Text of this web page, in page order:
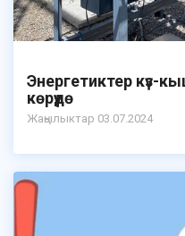
Энергетиктер күз-
көрүүдө
Жаңылыктар 03.07.2024